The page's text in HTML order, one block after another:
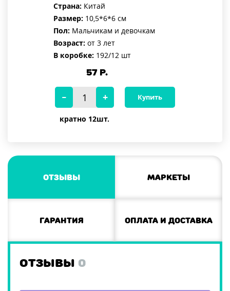
Страна: Китай
Размер: 10,5*6*6 см
Пол: Мальчикам и девочкам
Возраст: от 3 лет
В коробке: 192/12 шт
57Р.
кратно 12шт.
Купить
Отзывы Маркеты
Гарантия Оплата и доставка
ОТЗЫВЫ 0